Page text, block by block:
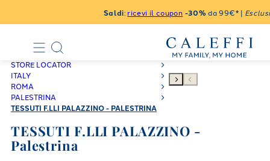
Saldi: ricevi il coupon -30%da 99€* |
STORE LOCATOR
ITALY
ROMA
PALESTRINA
TESSUTI F.LLI PALAZZINO - PALESTRINA
TESSUTI F.LLI PALAZZINO -
Palestrina